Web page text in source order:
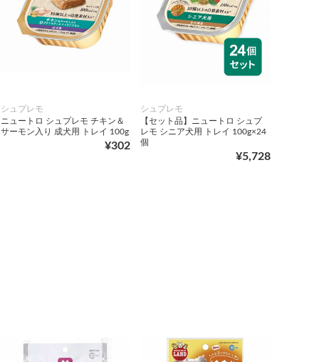
シュプレモ
ニュートロ シュプレモ チキン＆
サーモン入り 成犬用 トレイ 100g
¥302
シュプレモ
【セット品】ニュートロ シュプ
レモ シニア犬用 トレイ 100g×24
個
¥5,728